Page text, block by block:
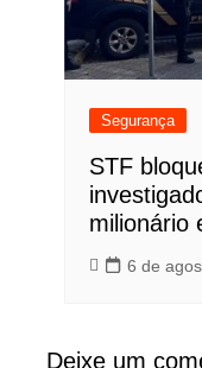
Segurança
STF
milionário
6 de
Deixe um